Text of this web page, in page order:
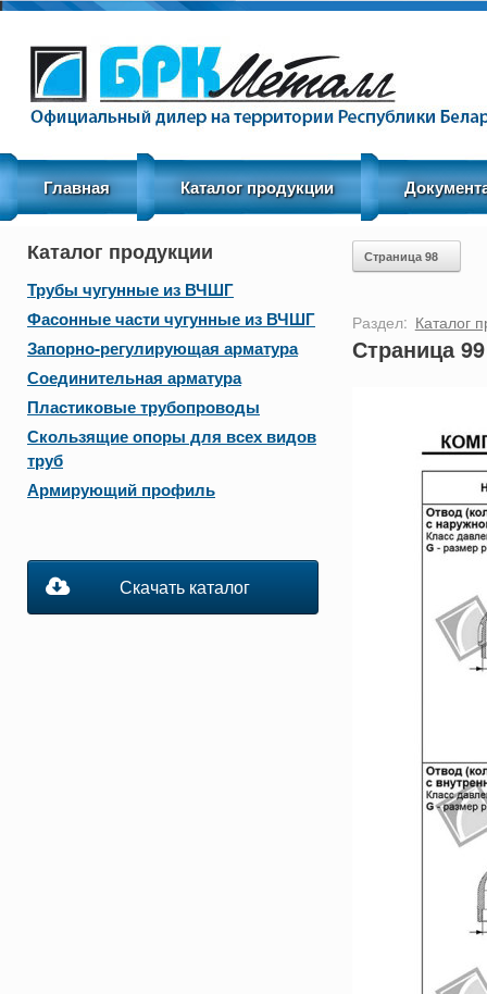
Menu
Skip to content
Главная
Каталог продукции
Post navigation
Страница 98
Раздел: Каталог
Страница 99
Каталог продукции
Трубы чугунные из ВЧШГ
Фасонные части чугунные из ВЧШГ
Запорно-регулирующая арматура
Соединительная арматура
Пластиковые трубопроводы
Скользящие опоры для всех видов
труб
Армирующий профиль
Скачать каталог